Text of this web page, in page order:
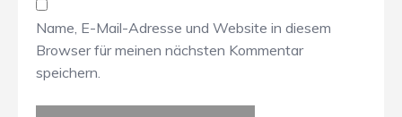
Name, E-Mail-Adresse und Website in diesem
Browser für meinen nächsten Kommentar
speichern.